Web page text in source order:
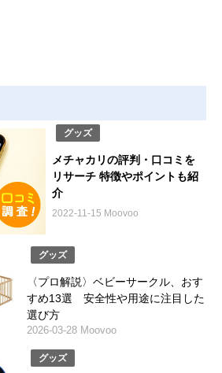
グッズ
メチャカリの評判・口コミを
リサーチ 特徴やポイントも紹
介
2022-11-15 Moovoo
グッズ
〈プロ解説〉ベビーサークル、おす
すめ13選 安全性や用途に注目した
選び方
2026-03-28 Moovoo
グッズ